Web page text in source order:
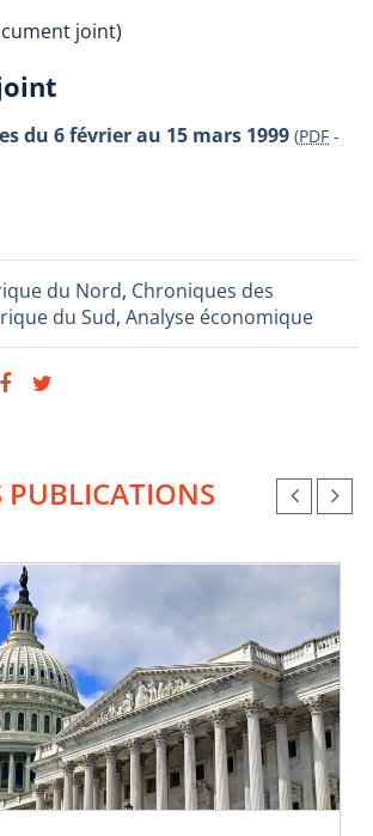
joint)
du 6 février au 15 mars 1999 (PDF -
du Nord, Chroniques des
du Sud, Analyse économique
PUBLICATIONS